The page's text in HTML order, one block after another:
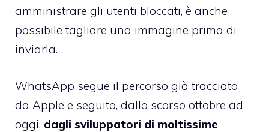
amministrare gli utenti bloccati, è anche
possibile tagliare una immagine prima di
inviarla.
WhatsApp segue il percorso già tracciato
da Apple e seguito, dallo scorso ottobre ad
oggi, dagli sviluppatori di moltissime